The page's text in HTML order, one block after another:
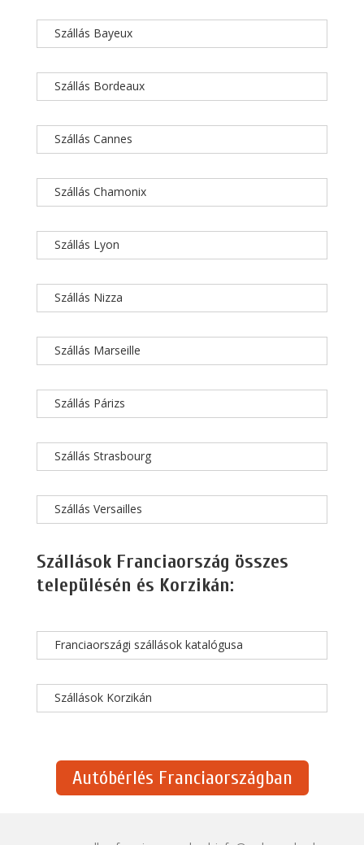
Szállás Bayeux
Szállás Bordeaux
Szállás Cannes
Szállás Chamonix
Szállás Lyon
Szállás Nizza
Szállás Marseille
Szállás Párizs
Szállás Strasbourg
Szállás Versailles
Szállások Franciaország összes
településén és Korzikán:
Franciaországi szállások katalógusa
Szállások Korzikán
Autóbérlés Franciaországban